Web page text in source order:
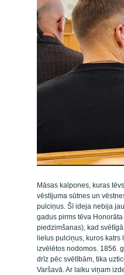
Māsas kalpones, kuras
vēstījuma sūtnes un
pulciņus. Šī ideja nebija
gadus pirms tēva
piedzimšanas), kad
lielus pulciņus, kuros
izvēlētos nodomos. 1856.
drīz pēc svētībām, tika
Varšavā. Ar laiku viņam